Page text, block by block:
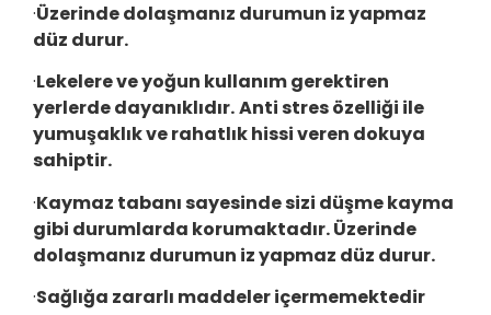
·Üzerinde dolaşmanız durumun iz yapmaz
düz durur.
·Lekelere ve yoğun kullanım gerektiren
yerlerde dayanıklıdır.Anti stres özelliği ile
yumuşaklık ve rahatlık hissi veren dokuya
sahiptir.
·Kaymaz tabanı sayesinde sizi düşme kayma
gibi durumlarda korumaktadır. Üzerinde
dolaşmanız durumun iz yapmaz düz durur.
·Sağlığa zararlı maddeler içermemektedir